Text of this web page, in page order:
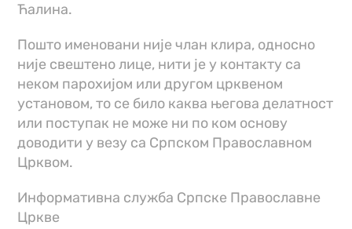
Ћалина.
Пошто именовани није члан клира, односно
није свештено лице, нити је у контакту са
неком парохијом или другом црквеном
установом, то се било каква његова делатност
или поступак не може ни по ком основу
доводити у везу са Српском Православном
Црквом.
Информативна служба Српске Православне
Цркве